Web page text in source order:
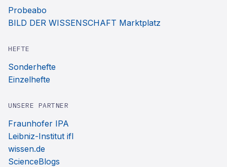
Probeabo
BILD DER WISSENSCHAFT Marktplatz
HEFTE
Sonderhefte
Einzelhefte
UNSERE PARTNER
Fraunhofer IPA
Leibniz-Institut ifl
wissen.de
ScienceBlogs